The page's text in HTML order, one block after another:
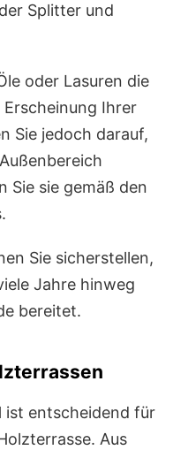
Splitter und
oder Lasuren die
Erscheinung Ihrer
Sie jedoch darauf,
Sie sie gemäß den
Sie sicherstellen,
Jahre hinweg
bereitet.
ist entscheidend für
Aus